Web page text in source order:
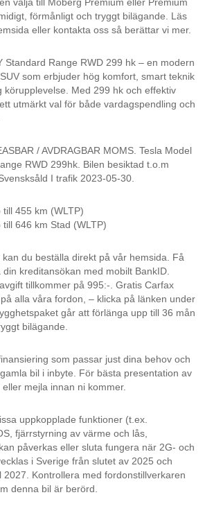
Och Bak
Till 646 Km Stad (WLTP)
Till 455 Km (WLTP)
Företag
förmånligt och tryggt bilägande. Läs
eller kontakta oss så berättar vi mer.
Standard Range RWD 299 hk – en modern
som erbjuder hög komfort, smart teknik
körupplevelse. Med 299 hk och effektiv
utmärkt val för både vardagspendling och
/ AVDRAGBAR MOMS. Tesla Model
RWD 299hk. Bilen besiktad t.o.m
I trafik 2023-05-30.
till 455 km (WLTP)
till 646 km Stad (WLTP)
kan du beställa direkt på vår hemsida. Få
kreditansökan med mobilt BankID.
tillkommer på 995:-. Gratis Carfax
alla våra fordon, – klicka på länken under
går att förlänga upp till 36 mån
bilägande.
som passar just dina behov och
bil i inbyte. För bästa presentation av
mejla innan ni kommer.
uppkopplade funktioner (t.ex.
fjärrstyrning av värme och lås,
påverkas eller sluta fungera när 2G- och
i Sverige från slutet av 2025 och
2027. Kontrollera med fordonstillverkaren
denna bil är berörd.